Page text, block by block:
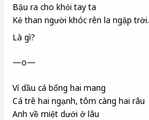
Bậu ra cho khỏi tay ta
Kẻ than người khóc rên la ngập trời.
Là gì?
—o—
Ví dầu cá bống hai mang
Cá trê hai ngạnh, tôm càng hai râu
Anh về miệt dưới ở lâu